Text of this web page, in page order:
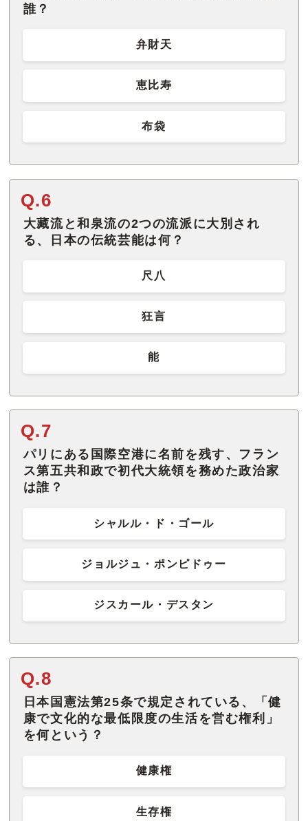
誰？
弁財天
恵比寿
布袋
Q.6
大藏流と和泉流の2つの流派に大別され
る、日本の伝統芸能は何？
尺八
狂言
能
Q.7
パリにある国際空港に名前を残す、フラン
ス第五共和政で初代大統領を務めた政治家
は誰？
シャルル・ド・ゴール
ジョルジュ・ポンピドゥー
ジスカール・デスタン
Q.8
日本国憲法第25条で規定されている、「健
康で文化的な最低限度の生活を営む権利」
を何という？
健康権
生存権